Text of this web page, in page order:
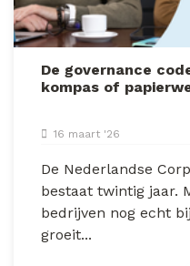
De governance
kompas of
16 maart '26
De Nederlandse
bestaat twintig jaar.
bedrijven nog echt
groeit...